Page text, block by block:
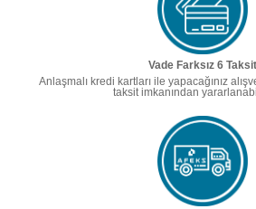
Vade Farksız 6 Taksit
Anlaşmalı kredi kartları ile yapacağınız
taksit imkanından